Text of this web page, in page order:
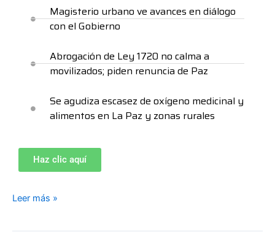
Magisterio urbano ve avances en diálogo
con el Gobierno
Abrogación de Ley 1720 no calma a
movilizados; piden renuncia de Paz
Se agudiza escasez de oxígeno medicinal y
alimentos en La Paz y zonas rurales
Haz clic aquí
Leer más »